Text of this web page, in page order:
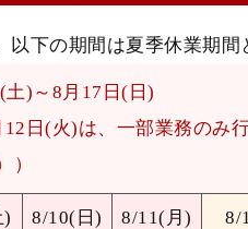
以下の期間は夏季休業期間
土)～8月17日(日)
12日(火)は、一部業務のみ
）
) 8/10(日) 8/11(月) 8/